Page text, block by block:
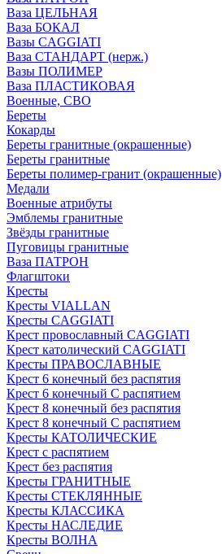
Ваза ЦЕЛЬНАЯ
Ваза БОКАЛ
Вазы CAGGIATI
Ваза СТАНДАРТ (нерж.)
Вазы ПОЛИМЕР
Ваза ПЛАСТИКОВАЯ
Военные, СВО
Береты
Кокарды
Береты гранитные (окрашенные)
Береты гранитные
Береты полимер-гранит (окрашенные)
Медали
Военные атрибуты
Эмблемы гранитные
Звёзды гранитные
Пуговицы гранитные
Ваза ПАТРОН
Флагштоки
Кресты
Кресты VIALLAN
Кресты CAGGIATI
Крест провославный CAGGIATI
Крест католический CAGGIATI
Кресты ПРАВОСЛАВНЫЕ
Крест 6 конечный без распятия
Крест 6 конечный С распятием
Крест 8 конечный без распятия
Крест 8 конечный С распятием
Кресты КАТОЛИЧЕСКИЕ
Крест с распятием
Крест без распятия
Кресты ГРАНИТНЫЕ
Кресты СТЕКЛЯННЫЕ
Кресты КЛАССИКА
Кресты НАСЛЕДИЕ
Кресты ВОЛНА